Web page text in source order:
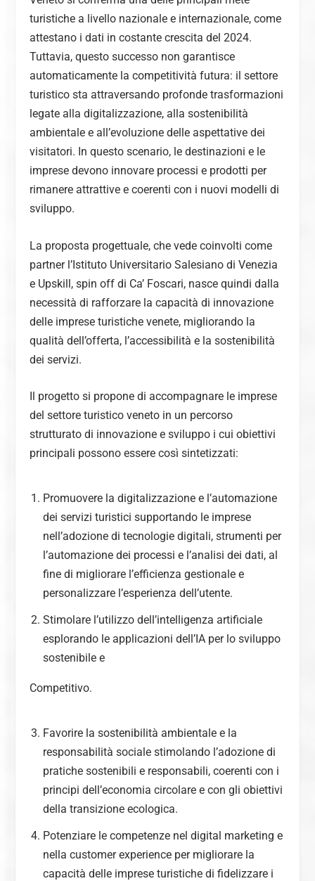
turistiche a livello nazionale e internazionale, come
attestano i dati in costante crescita del 2024.
Tuttavia, questo successo non garantisce
automaticamente la competitività futura: il settore
turistico sta attraversando profonde trasformazioni
legate alla digitalizzazione, alla sostenibilità
ambientale e all’evoluzione delle aspettative dei
visitatori. In questo scenario, le destinazioni e le
imprese devono innovare processi e prodotti per
rimanere attrattive e coerenti con i nuovi modelli di
sviluppo.
La proposta progettuale, che vede coinvolti come
partner l’Istituto Universitario Salesiano di Venezia
e Upskill, spin off di Ca’ Foscari, nasce quindi dalla
necessità di rafforzare la capacità di innovazione
delle imprese turistiche venete, migliorando la
qualità dell’offerta, l’accessibilità e la sostenibilità
dei servizi.
Il progetto si propone di accompagnare le imprese
del settore turistico veneto in un percorso
strutturato di innovazione e sviluppo i cui obiettivi
principali possono essere così sintetizzati:
Promuovere la digitalizzazione e l’automazione
dei servizi turistici supportando le imprese
nell’adozione di tecnologie digitali, strumenti per
l’automazione dei processi e l’analisi dei dati, al
fine di migliorare l’efficienza gestionale e
personalizzare l’esperienza dell’utente.
Stimolare l’utilizzo dell’intelligenza artificiale
esplorando le applicazioni dell’IA per lo sviluppo
sostenibile e
Competitivo.
Favorire la sostenibilità ambientale e la
responsabilità sociale stimolando l’adozione di
pratiche sostenibili e responsabili, coerenti con i
principi dell’economia circolare e con gli obiettivi
della transizione ecologica.
Potenziare le competenze nel digital marketing e
nella customer experience per migliorare la
capacità delle imprese turistiche di fidelizzare i